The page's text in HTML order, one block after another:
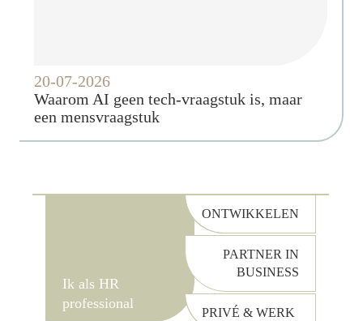
20-07-2026
Waarom AI geen tech-vraagstuk is, maar
een mensvraagstuk
Ik als HR
professional
ONTWIKKELEN
PARTNER IN
BUSINESS
PRIVÉ & WERK